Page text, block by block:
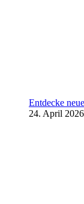
Entdecke
24. April 2026